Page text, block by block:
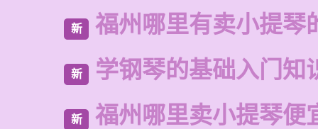
新 福州哪里有卖小提琴
新 学钢琴的基础入门知
新 福州哪里卖小提琴便